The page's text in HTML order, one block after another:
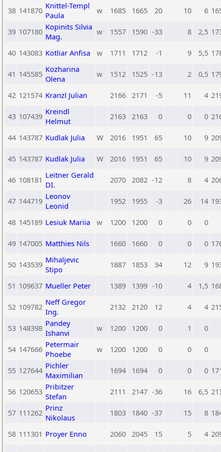
38 141870 Knittel-Templ
Paula
w 1685 1665 20 10 6
39 107180 Kopinits Silvia
Mag.
w 1557 1590 -33 8 2,5
40 143083 Kotliar Anfisa w 1711 1712 -1 9 5,5
41 145585 Kozharina
Olena
w 1512 1525 -13 2 0,5
42 121574 Kranzl Julian 2166 2171 -5 11 4
43 107439 Kreindl
Helmut
2163 2163 0 0 0
44 143787 Kudlak Julia W 2016 1951 65 10 9
45 143787 Kudlak Julia W 2016 1951 65 10 9
46 108181 Leitner Gerald
DI.
2070 2082 -12 8 4
47 144719 Leonov
Leonid
1952 1955 -3 26 14
48 145189 Lesiuk Mariia w 1200 1200 0 0 0
49 147005 Matthies Nils 1660 1660 0 0 0
50 143539 Mihaljevic
Stipo
1887 1853 34 12 9
51 109637 Mueller Peter 1389 1399 -10 4 1,5
52 109782 Neff Gregor
Ing.
2132 2120 12 4 4
53 148398 Pandey
Ishanvi
w 1200 1200 0 1 0
54 147666 Petermair
Phoebe
w 1200 1200 0 0 0
55 127644 Pichler
Maximilian
1694 1694 0 0 0
56 120653 Pribitzer
Stefan
2111 2147 -36 16 6,5
57 111262 Prinz
Nikolaus
1803 1840 -37 15 8
58 111301 Proyer Enno 2060 2045 15 5 4